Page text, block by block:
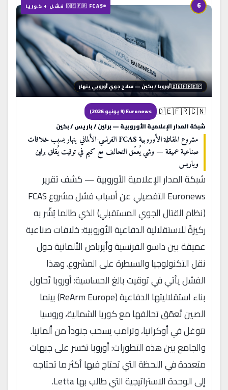
🇩🇪🇫🇷 FCAS فشل + كوريا
🇩🇪🇫🇷🇰🇵 أوروبا / بكين — سلاح جوي أوروبي ينهار
🇩🇪🇫🇷🇨🇳 Euronews (9 يونيو 2026)
شبكة المدار الإعلامية الأوروبية — برلين / باريس / بكين
مشروع المقاتلة الأوروبية FCAS الفرنسي-الألماني ينهار بسبب خلافات
صناعية عميقة — وشي يُعمّق التحالف مع كيم في توقيت يُقلق برلين
وباريس
شبكة المدار الإعلامية الأوروبية — كشف تقرير
Euronews التفصيلي عن أسباب فشل مشروع FCAS
(نظام القتال الجوي المستقبلي) الذي طالما بُشّر به
ركيزةً للاستقلالية الدفاعية الأوروبية: خلافات صناعية
عميقة بين داسو الفرنسية وأيرباص الألمانية حول
نقل التكنولوجيا والسيطرة على المشروع. وهذا
الفشل يأتي في توقيت بالغ الحساسية: أوروبا تُحاول
بناء استقلاليتها الدفاعية (ReArm Europe) بينما
الصين تُعمّق تحالفها مع كوريا الشمالية، وروسيا
تتوغل في أوكرانيا، وترامب يسحب جنوداً من ألمانيا.
والجامع بين هذه التطورات: أوروبا تخسر على جبهات
متعددة في اللحظة التي تحتاج فيها أكثر ما تحتاجه
إلى الوحدة الاستراتيجية التي طالب بها Letta.